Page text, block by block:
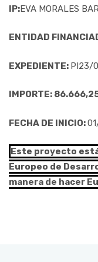
IP:EVA MORALES
ENTIDAD
EXPEDIENTE: PI23/
IMPORTE:
FECHA DE INICIO:
Este proyecto
Europeo de
manera de hacer